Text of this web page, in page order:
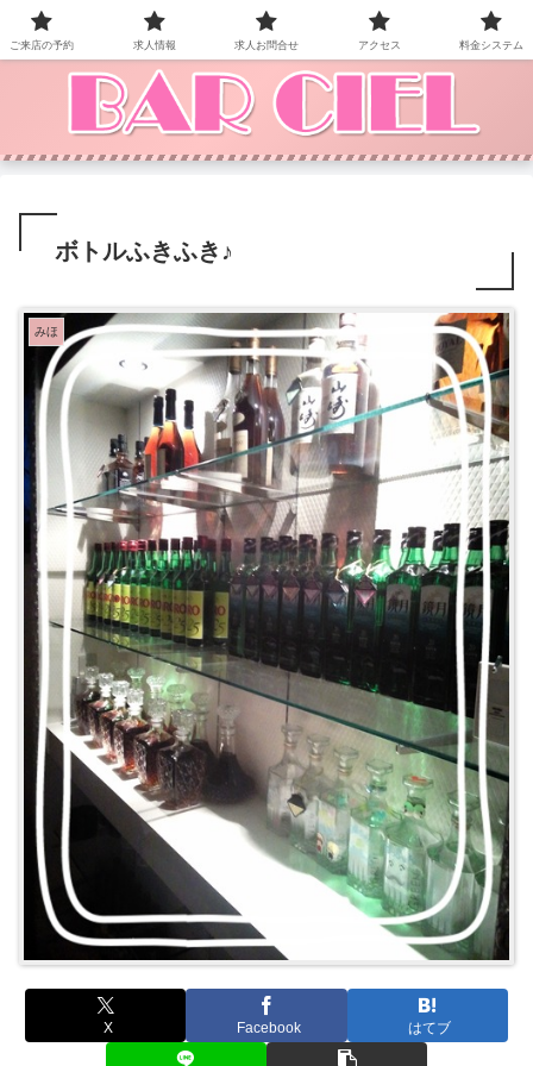
BAR CIEL！ご来店お待ちしています。
ボトルふきふき♪
みほ
X Facebook はてブ
ご来店の予約 求人情報 求人お問合せ アクセス 料金システム